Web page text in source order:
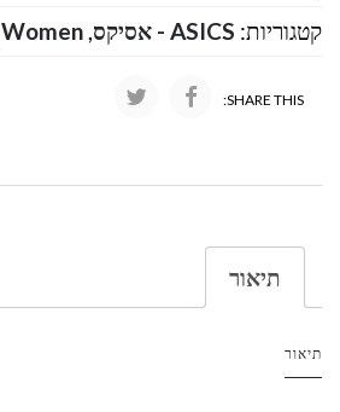
קטגוריות: ASICS - אסיקס ,
Women
SHARE THIS:
תיאור
תיאור